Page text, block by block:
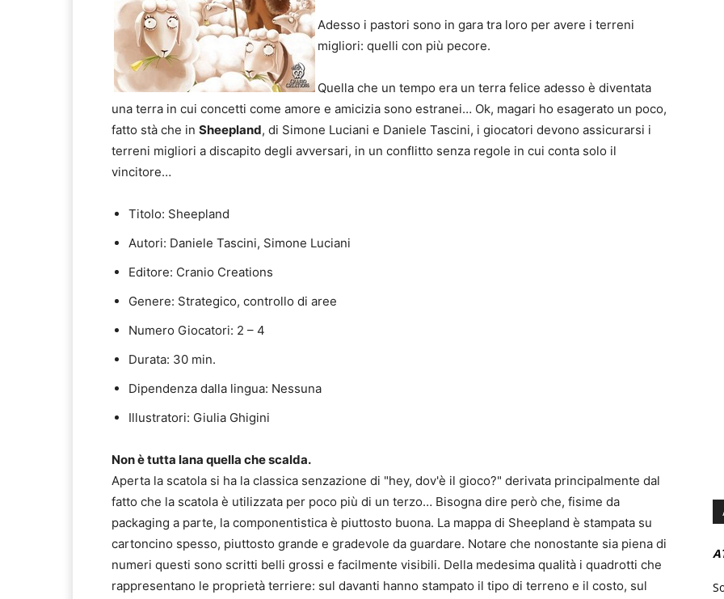
Adesso i pastori sono in gara tra loro per avere i terreni
migliori: quelli con più pecore.
Quella che un tempo era un terra felice adesso è diventata
una terra in cui concetti come amore e amicizia sono estranei… Ok, magari ho esagerato un poco,
fatto stà che in Sheepland, di Simone Luciani e Daniele Tascini, i giocatori devono assicurarsi i
terreni migliori a discapito degli avversari, in un conflitto senza regole in cui conta solo il
vincitore…
Titolo: Sheepland
Autori: Daniele Tascini, Simone Luciani
Editore: Cranio Creations
Genere: Strategico, controllo di aree
Numero Giocatori: 2 – 4
Durata: 30 min.
Dipendenza dalla lingua: Nessuna
Illustratori: Giulia Ghigini
Non è tutta lana quella che scalda.
Aperta la scatola si ha la classica senzazione di "hey, dov'è il gioco?" derivata principalmente dal
fatto che la scatola è utilizzata per poco più di un terzo… Bisogna dire però che, fisime da
packaging a parte, la componentistica è piuttosto buona. La mappa di Sheepland è stampata su
cartoncino spesso, piuttosto grande e gradevole da guardare. Notare che nonostante sia piena di
numeri questi sono scritti belli grossi e facilmente visibili. Della medesima qualità i quadrotti che
rappresentano le proprietà terriere: sul davanti hanno stampato il tipo di terreno e il costo, sul